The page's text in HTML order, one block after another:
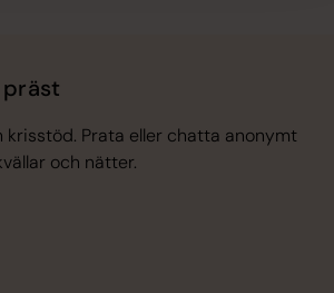
krisstöd. Prata eller chatta anonymt
och nätter.